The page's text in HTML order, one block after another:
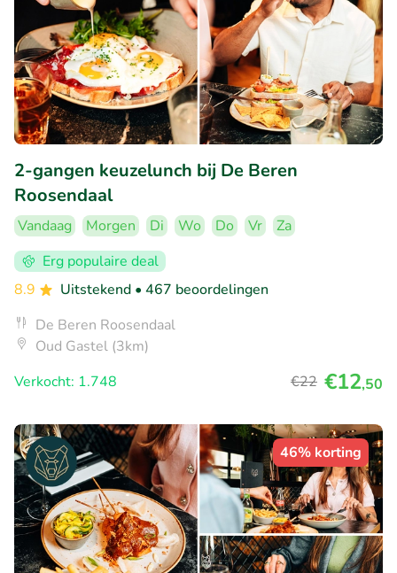
2-gangen keuzelunch bij De Beren
Roosendaal
Vandaag Morgen Di Wo Do Vr
Za
Erg populaire deal
8.9
Uitstekend • 467 beoordelingen
De Beren Roosendaal
Oud Gastel (3km)
Verkocht: 1.748
€22 €12,50
46% korting